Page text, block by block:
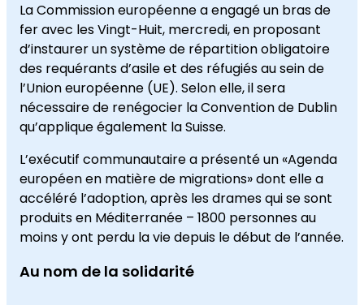
La Commission européenne a engagé un bras de
fer avec les Vingt-Huit, mercredi, en proposant
d’instaurer un système de répartition obligatoire
des requérants d’asile et des réfugiés au sein de
l’Union européenne (UE). Selon elle, il sera
nécessaire de renégocier la Convention de Dublin
qu’applique également la Suisse.
L’exécutif communautaire a présenté un «Agenda
européen en matière de migrations» dont elle a
accéléré l’adoption, après les drames qui se sont
produits en Méditerranée – 1800 personnes au
moins y ont perdu la vie depuis le début de l’année.
Au nom de la solidarité